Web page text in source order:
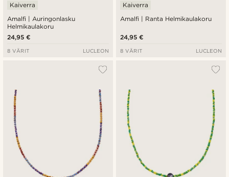
Amalfi | Auringonlasku
Helmikaulakoru
Kaiverra
24,95 €
8 VÄRIT LUCLEON
Amalfi | Ranta Helmikaulakoru
Kaiverra
24,95 €
8 VÄRIT LUCLEON